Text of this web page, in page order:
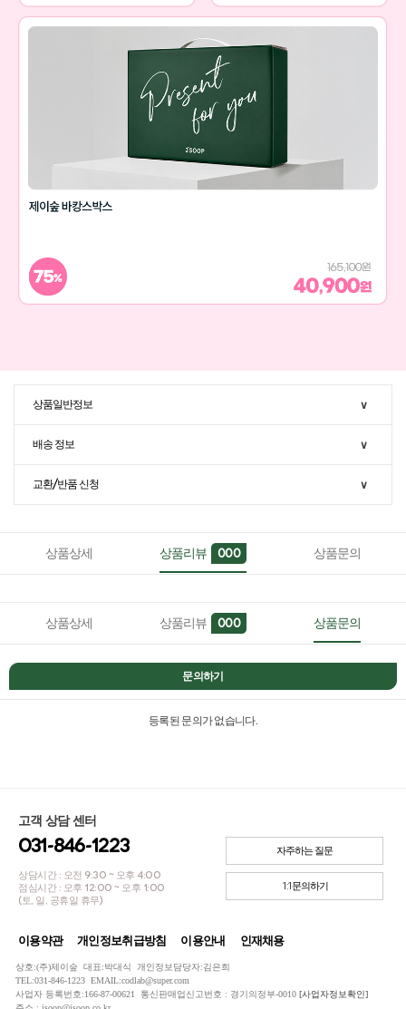
상품일반정보 ∨
배송 정보 ∨
교환/반품 신청 ∨
상품상세 상품리뷰 000 상품문의
상품상세 상품리뷰 000 상품문의
문의하기
등록된 문의가 없습니다.
고객 상담 센터
031-846-1223
상담시간 : 오전 9:30 ~ 오후 4:00
점심시간 : 오후 12:00 ~ 오후 1:00
(토, 일, 공휴일 휴무)
자주하는 질문
1:1문의하기
이용약관 개인정보취급방침 이용안내 인재채용
상호:(주)제이숲 대표:박대식 개인정보담당자:김은희
TEL:031-846-1223 EMAIL:codlab@super.com
사업자 등록번호:166-87-00621 통신판매업신고번호 : 경기의정부-0010 [사업자정보확인]